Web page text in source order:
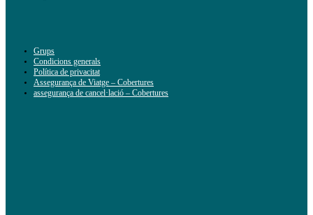
Grups
Condicions generals
Política de privacitat
Assegurança de Viatge – Cobertures
assegurança de cancel·lació – Cobertures